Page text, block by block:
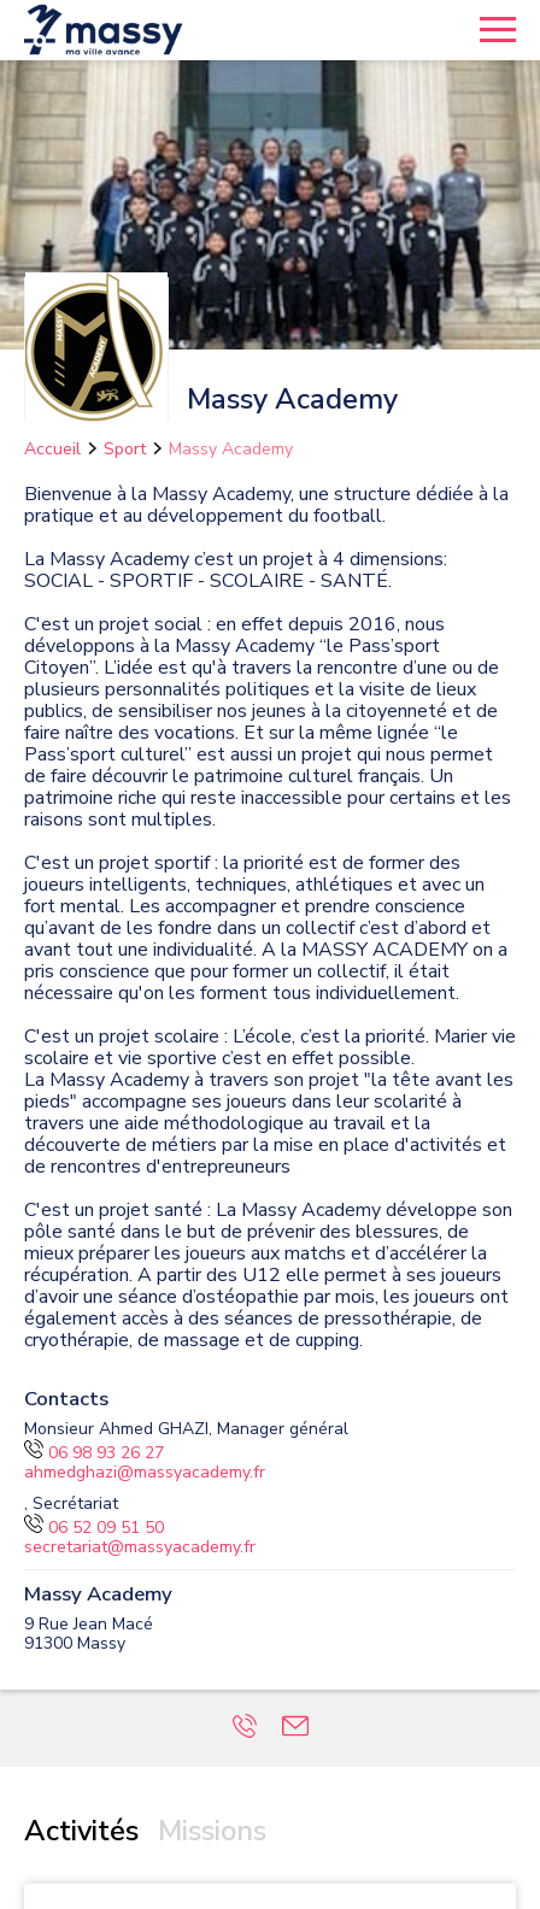
Massy Academy
Accueil Sport Massy Academy
Bienvenue à la Massy Academy, une structure dédiée à la
pratique et au développement du football.
La Massy Academy c’est un projet à 4 dimensions:
SOCIAL - SPORTIF - SCOLAIRE - SANTÉ.
C'est un projet social : en effet depuis 2016, nous
développons à la Massy Academy “le Pass’sport
Citoyen”. L’idée est qu'à travers la rencontre d’une ou de
plusieurs personnalités politiques et la visite de lieux
publics, de sensibiliser nos jeunes à la citoyenneté et de
faire naître des vocations. Et sur la même lignée “le
Pass’sport culturel” est aussi un projet qui nous permet
de faire découvrir le patrimoine culturel français. Un
patrimoine riche qui reste inaccessible pour certains et les
raisons sont multiples.
C'est un projet sportif : la priorité est de former des
joueurs intelligents, techniques, athlétiques et avec un
fort mental. Les accompagner et prendre conscience
qu’avant de les fondre dans un collectif c’est d’abord et
avant tout une individualité. A la MASSY ACADEMY on a
pris conscience que pour former un collectif, il était
nécessaire qu'on les forment tous individuellement.
C'est un projet scolaire : L’école, c’est la priorité. Marier vie
scolaire et vie sportive c’est en effet possible.
La Massy Academy à travers son projet "la tête avant les
pieds" accompagne ses joueurs dans leur scolarité à
travers une aide méthodologique au travail et la
découverte de métiers par la mise en place d'activités et
de rencontres d'entrepreuneurs
C'est un projet santé : La Massy Academy développe son
pôle santé dans le but de prévenir des blessures, de
mieux préparer les joueurs aux matchs et d’accélérer la
récupération. A partir des U12 elle permet à ses joueurs
d’avoir une séance d’ostéopathie par mois, les joueurs ont
également accès à des séances de pressothérapie, de
cryothérapie, de massage et de cupping.
Contacts
Monsieur Ahmed GHAZI, Manager général
06 98 93 26 27
ahmedghazi@massyacademy.fr
, Secrétariat
06 52 09 51 50
secretariat@massyacademy.fr
Massy Academy
9 Rue Jean Macé
91300 Massy
Activités Missions